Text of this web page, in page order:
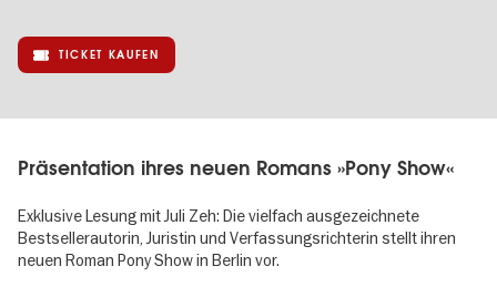
TICKET KAUFEN
Präsentation ihres neuen Romans »Pony Show«
Exklusive Lesung mit Juli Zeh: Die vielfach ausgezeichnete
Bestsellerautorin, Juristin und Verfassungsrichterin stellt ihren
neuen Roman Pony Show in Berlin vor.